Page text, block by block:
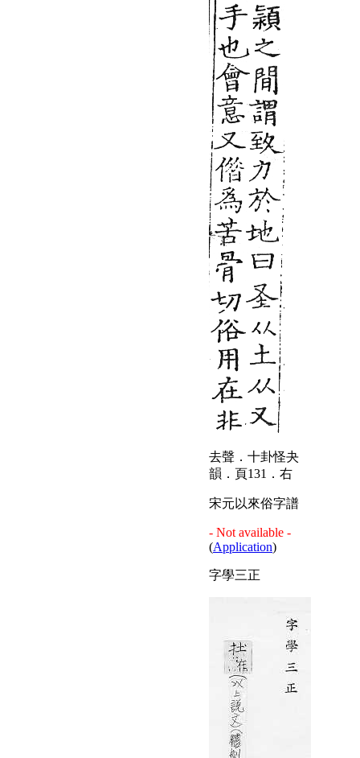
去聲．十卦怪夬
韻．頁131．右
宋元以來俗字譜
- Not available -
(Application)
字學三正